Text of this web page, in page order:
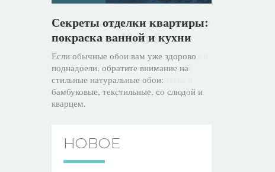
Секреты отделки квартиры:
покраска ванной и кухни
Если обычные обои вам уже здорово
поднадоели, обратите внимание на
стильные натуральные обои:
бамбуковые, текстильные, со слюдой и
кварцем.
Как сделать темную комнату
светлее: топ 10 идей
Темная комната может стать настоящей
проблемой: она создает негативный
психологический настрой, хозяева и
гости ощущают дискомфорт.
НОВОЕ